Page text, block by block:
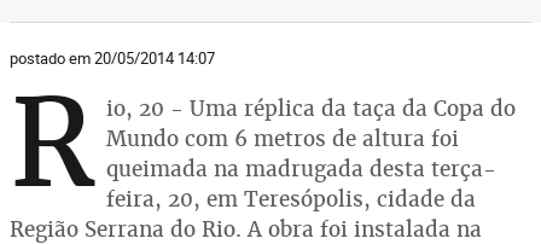
postado em 20/05/2014 14:07
R io, 20 - Uma réplica da taça da Copa do
Mundo com 6 metros de altura foi
queimada na madrugada desta terça-
feira, 20, em Teresópolis, cidade da
Região Serrana do Rio. A obra foi instalada na